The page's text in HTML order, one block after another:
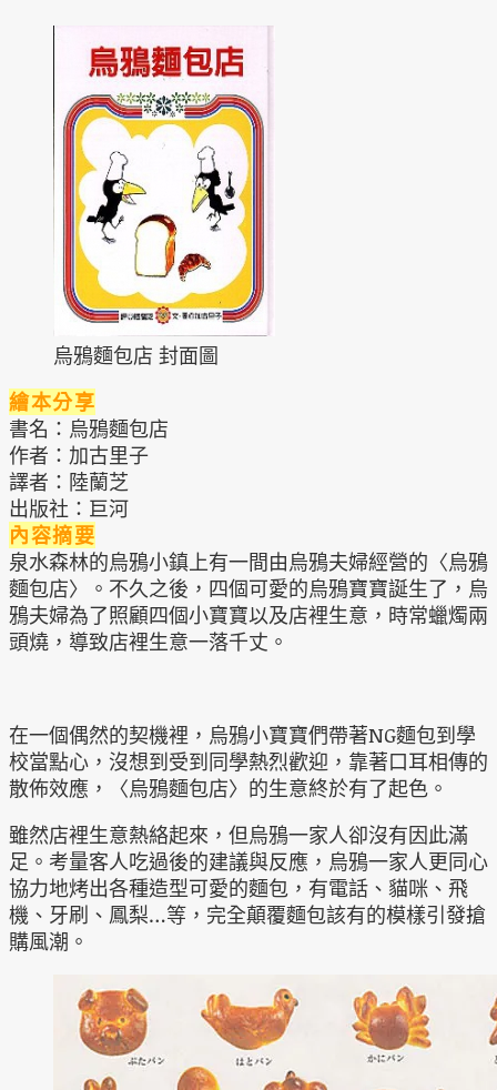
烏鴉麵包店 封面圖
繪本分享
書名：烏鴉麵包店
作者：加古里子
譯者：陸蘭芝
出版社：巨河
內容摘要
泉水森林的烏鴉小鎮上有一間由烏鴉夫婦經營的〈烏鴉
麵包店〉。不久之後，四個可愛的烏鴉寶寶誕生了，烏
鴉夫婦為了照顧四個小寶寶以及店裡生意，時常蠟燭兩
頭燒，導致店裡生意一落千丈。
在一個偶然的契機裡，烏鴉小寶寶們帶著NG麵包到學
校當點心，沒想到受到同學熱烈歡迎，靠著口耳相傳的
散佈效應，〈烏鴉麵包店〉的生意終於有了起色。
雖然店裡生意熱絡起來，但烏鴉一家人卻沒有因此滿
足。考量客人吃過後的建議與反應，烏鴉一家人更同心
協力地烤出各種造型可愛的麵包，有電話、貓咪、飛
機、牙刷、鳳梨…等，完全顛覆麵包該有的模樣引發搶
購風潮。